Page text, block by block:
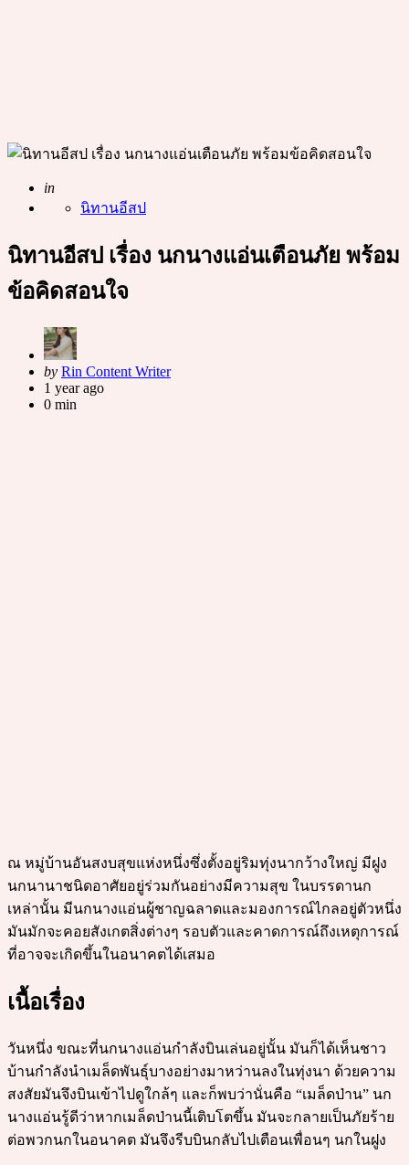
Posted
in
นิทานอีสป
นิทานอีสป เรื่อง นกนางแอ่นเตือนภัย พร้อม
ข้อคิดสอนใจ
Posted
by
by Rin Content Writer
1 year ago
0 min
ณ หมู่บ้านอันสงบสุขแห่งหนึ่งซึ่งตั้งอยู่ริมทุ่งนากว้างใหญ่ มีฝูง
นกนานาชนิดอาศัยอยู่ร่วมกันอย่างมีความสุข ในบรรดานก
เหล่านั้น มีนกนางแอ่นผู้ชาญฉลาดและมองการณ์ไกลอยู่ตัวหนึ่ง
มันมักจะคอยสังเกตสิ่งต่างๆ รอบตัวและคาดการณ์ถึงเหตุการณ์
ที่อาจจะเกิดขึ้นในอนาคตได้เสมอ
เนื้อเรื่อง
วันหนึ่ง ขณะที่นกนางแอ่นกำลังบินเล่นอยู่นั้น มันก็ได้เห็นชาว
บ้านกำลังนำเมล็ดพันธุ์บางอย่างมาหว่านลงในทุ่งนา ด้วยความ
สงสัยมันจึงบินเข้าไปดูใกล้ๆ และก็พบว่านั่นคือ “เมล็ดป่าน” นก
นางแอ่นรู้ดีว่าหากเมล็ดป่านนี้เติบโตขึ้น มันจะกลายเป็นภัยร้าย
ต่อพวกนกในอนาคต มันจึงรีบบินกลับไปเตือนเพื่อนๆ นกในฝูง